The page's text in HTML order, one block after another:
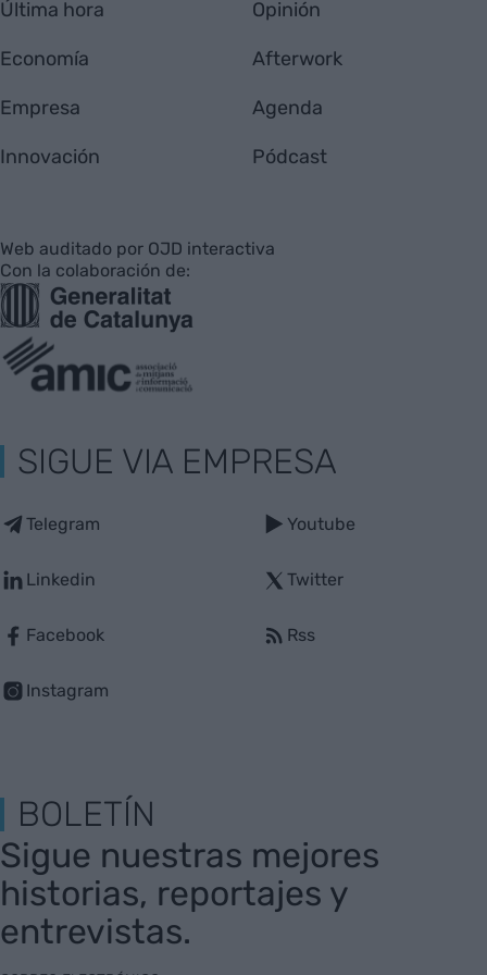
Última hora
Economía
Empresa
Innovación
Opinión
Afterwork
Agenda
Pódcast
Web auditado por OJD interactiva
Con la colaboración de:
SIGUE VIA EMPRESA
Telegram
Linkedin
Facebook
Instagram
Youtube
Twitter
Rss
BOLETÍN
Sigue nuestras mejores
historias, reportajes y
entrevistas.